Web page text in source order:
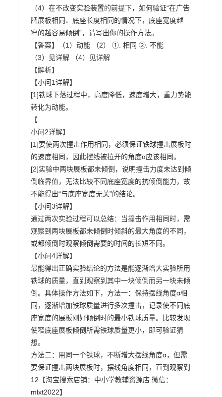
（4）在不改变实验装置的前提下，如何验证“在广告
牌展板相同、底座长度相同的情况下，底座宽度越
窄的越容易倾倒”，请写出你的操作方法。
【答案】（1）动能 （2） ①. 相同 ②. 不能
（3）见详解 （4）见详解
【解析】
【小问1详解】
[1]铁球下落过程中，高度降低，速度增大，重力势能
转化为动能。
【
小问2详解】
[1]要使两次撞击作用相同，必须保证铁球撞击展板时
的速度相同，因此摆线被拉开的角度α应该相同。
[2]实验中两块展板都未倾倒，说明撞击力度未达到倾
倒临界值，无法比较不同底座宽度的抗倾倒能力，故
不能得出“与底座宽度无关”的结论。
【小问3详解】
通过两次实验过程可以总结：当撞击作用相同时，需
观察到两块展板都未倾倒时倾斜的最大角度的不同，
或都倾倒时观察倾倒需要的时间的长短不同。
【小问4详解】
最能得出正确实验结论的方法是能逐渐增大实验所用
铁球的质量，直到观察到其中一块倾倒而另一块未倾
倒。具体操作方法如下，方法一：保持摆线角度α相
同，逐渐增加铁球质量进行多次撞击，记录使不同底
座宽度的展板刚好倾倒时的最小铁球质量。比较发现
使窄底座展板倾倒所需铁球质量更小，即可验证猜
想。
方法二：用同一个铁球，不断增大摆线角度α，但需
要保证撞击两块展板时，摆线角度相同，直到观察到
12【淘宝搜索店铺：中小学教辅资源店 微信：
mlxt2022】